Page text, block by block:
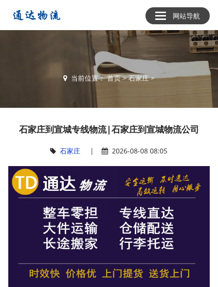
网站导航
当前位置：首页>石家庄>
石家庄到宣城专线物流|石家庄到宣城物流公司
石家庄 | 2026-08-08 08:05